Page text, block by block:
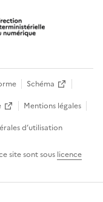
Schéma
Mentions légales
d’utilisation
site sont sous licence